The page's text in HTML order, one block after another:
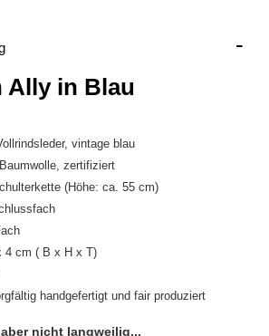
-
Ally in Blau
vintage blau
zertifiziert
(Höhe: ca. 55 cm)
4 cm ( B x H x T)
handgefertigt und fair produziert
nicht langweilig...